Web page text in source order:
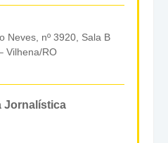
Neves, nº 3920, Sala B
Vilhena/RO
Jornalística